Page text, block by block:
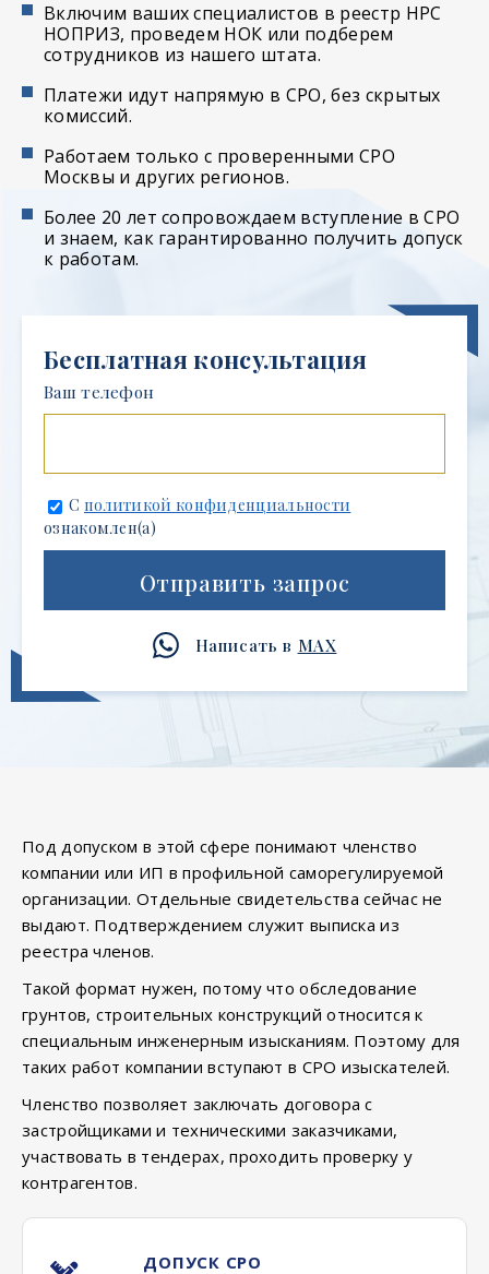
Включим ваших специалистов в реестр НРС
НОПРИЗ, проведем НОК или подберем
сотрудников из нашего штата.
Платежи идут напрямую в СРО, без скрытых
комиссий.
Работаем только с проверенными СРО
Москвы и других регионов.
Более 20 лет сопровождаем вступление в СРО
и знаем, как гарантированно получить допуск
к работам.
Бесплатная консультация
Ваш телефон
С политикой конфиденциальности
ознакомлен(а)
Отправить запрос
Написать в MAX
Под допуском в этой сфере понимают членство
компании или ИП в профильной саморегулируемой
организации. Отдельные свидетельства сейчас не
выдают. Подтверждением служит выписка из
реестра членов.
Такой формат нужен, потому что обследование
грунтов, строительных конструкций относится к
специальным инженерным изысканиям. Поэтому для
таких работ компании вступают в СРО изыскателей.
Членство позволяет заключать договора с
застройщиками и техническими заказчиками,
участвовать в тендерах, проходить проверку у
контрагентов.
ДОПУСК СРО